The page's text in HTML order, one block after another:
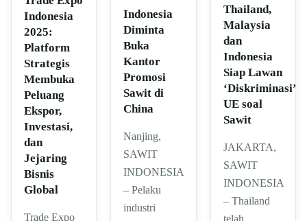
Indonesia
2025:
Platform
Strategis
Membuka
Peluang
Ekspor,
Investasi,
dan
Jejaring
Bisnis
Global
Trade Expo
Indonesia
Diminta
Buka
Kantor
Promosi
Sawit di
China
Nanjing,
SAWIT
INDONESIA
– Pelaku
industri
Thailand,
Malaysia
dan
Indonesia
Siap Lawan
‘Diskriminasi’
UE soal
Sawit
JAKARTA,
SAWIT
INDONESIA
– Thailand
telah